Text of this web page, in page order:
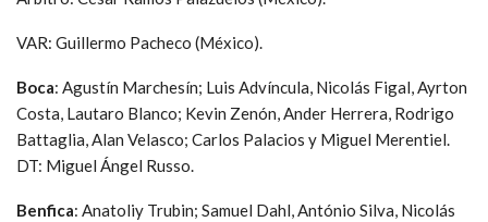
VAR: Guillermo Pacheco (México).
Boca: Agustín Marchesín; Luis Advíncula, Nicolás Figal, Ayrton
Costa, Lautaro Blanco; Kevin Zenón, Ander Herrera, Rodrigo
Battaglia, Alan Velasco; Carlos Palacios y Miguel Merentiel.
DT: Miguel Ángel Russo.
Benfica: Anatoliy Trubin; Samuel Dahl, António Silva, Nicolás